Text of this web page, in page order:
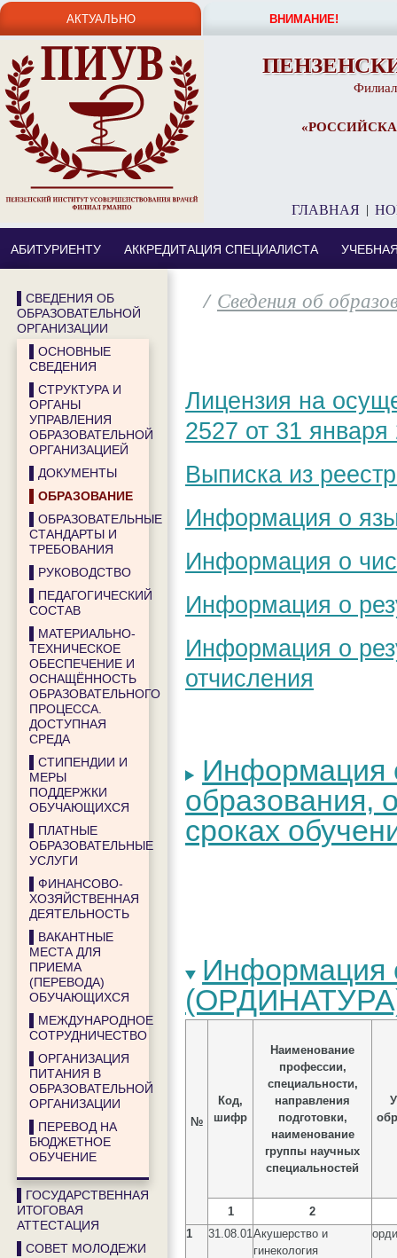
АКТУАЛЬНО ВНИМАНИЕ!
ГЛАВНАЯ |
АБИТУРИЕНТУ АККРЕДИТАЦИЯ СПЕЦИАЛИСТА
/ Сведения об
Лицензия на
2527 от 31 января
Выписка из
Информация о
Информация о
Информация о
Информация о
отчисления
Информация
образования,
сроках
Информация
№
Код,
шифр
Наименование
профессии,
специальности,
направления
подготовки,
наименование
группы научных
специальностей
1
2
1
31.08.01Акушерство и
гинекология
▌СВЕДЕНИЯ ОБ
ОБРАЗОВАТЕЛЬНОЙ
ОРГАНИЗАЦИИ
▌ОСНОВНЫЕ
СВЕДЕНИЯ
▌СТРУКТУРА И
ОРГАНЫ
УПРАВЛЕНИЯ
ОБРАЗОВАТЕЛЬНОЙ
ОРГАНИЗАЦИЕЙ
▌ДОКУМЕНТЫ
▌ОБРАЗОВАНИЕ
▌ОБРАЗОВАТЕЛЬНЫЕ
СТАНДАРТЫ И
ТРЕБОВАНИЯ
▌РУКОВОДСТВО
▌ПЕДАГОГИЧЕСКИЙ
СОСТАВ
▌МАТЕРИАЛЬНО-
ТЕХНИЧЕСКОЕ
ОБЕСПЕЧЕНИЕ И
ОСНАЩЁННОСТЬ
ОБРАЗОВАТЕЛЬНОГО
ПРОЦЕССА.
ДОСТУПНАЯ
СРЕДА
▌СТИПЕНДИИ И
МЕРЫ
ПОДДЕРЖКИ
ОБУЧАЮЩИХСЯ
▌ПЛАТНЫЕ
ОБРАЗОВАТЕЛЬНЫЕ
УСЛУГИ
▌ФИНАНСОВО-
ХОЗЯЙСТВЕННАЯ
ДЕЯТЕЛЬНОСТЬ
▌ВАКАНТНЫЕ
МЕСТА ДЛЯ
ПРИЕМА
(ПЕРЕВОДА)
ОБУЧАЮЩИХСЯ
▌МЕЖДУНАРОДНОЕ
СОТРУДНИЧЕСТВО
▌ОРГАНИЗАЦИЯ
ПИТАНИЯ В
ОБРАЗОВАТЕЛЬНОЙ
ОРГАНИЗАЦИИ
▌ПЕРЕВОД НА
БЮДЖЕТНОЕ
ОБУЧЕНИЕ
▌ГОСУДАРСТВЕННАЯ
ИТОГОВАЯ
АТТЕСТАЦИЯ
▌СОВЕТ МОЛОДЕЖИ